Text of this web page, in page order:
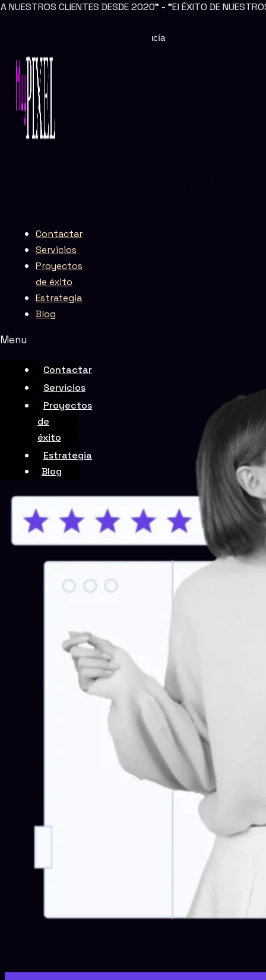
Ir
CLIENTES DESDE 2020" - "El ÉXITO DE NUESTROS
Contactar
Servicios
Proyectos
de éxito
Estrategia
Blog
Menu
Contactar
Servicios
Proyectos
de
éxito
Estrategia
Blog
Creación de páginas web en Andalucía
CREACIÓN DE PÁGINAS